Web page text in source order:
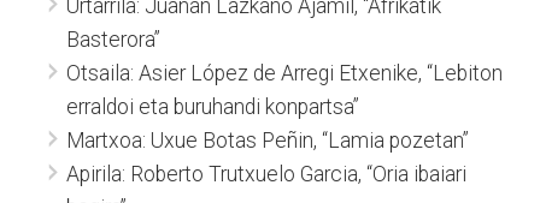
Urtarrila: Juanan Lazkano Ajamil, “Afrikatik
Basterora”
Otsaila: Asier López de Arregi Etxenike, “Lebiton
erraldoi eta buruhandi konpartsa”
Martxoa: Uxue Botas Peñin, “Lamia pozetan”
Apirila: Roberto Trutxuelo Garcia, “Oria ibaiari